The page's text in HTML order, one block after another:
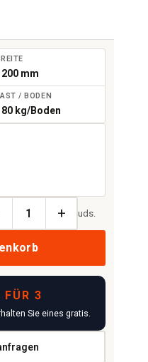
mm
/ BODEN
kg/Boden
+ uds.
FÜR 3
Sie eines gratis.